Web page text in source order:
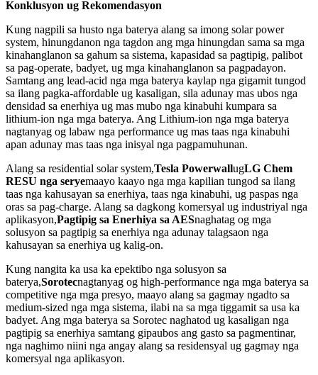
Konklusyon ug Rekomendasyon
Kung nagpili sa husto nga baterya alang sa imong solar power
system, hinungdanon nga tagdon ang mga hinungdan sama sa mga
kinahanglanon sa gahum sa sistema, kapasidad sa pagtipig, palibot
sa pag-operate, badyet, ug mga kinahanglanon sa pagpadayon.
Samtang ang lead-acid nga mga baterya kaylap nga gigamit tungod
sa ilang pagka-affordable ug kasaligan, sila adunay mas ubos nga
densidad sa enerhiya ug mas mubo nga kinabuhi kumpara sa
lithium-ion nga mga baterya. Ang Lithium-ion nga mga baterya
nagtanyag og labaw nga performance ug mas taas nga kinabuhi
apan adunay mas taas nga inisyal nga pagpamuhunan.
Alang sa residential solar system,Tesla PowerwallugLG Chem
RESU nga seryemaayo kaayo nga mga kapilian tungod sa ilang
taas nga kahusayan sa enerhiya, taas nga kinabuhi, ug paspas nga
oras sa pag-charge. Alang sa dagkong komersyal ug industriyal nga
aplikasyon,Pagtipig sa Enerhiya sa AESnaghatag og mga
solusyon sa pagtipig sa enerhiya nga adunay talagsaon nga
kahusayan sa enerhiya ug kalig-on.
Kung nangita ka usa ka epektibo nga solusyon sa
baterya,Sorotecnagtanyag og high-performance nga mga baterya sa
competitive nga mga presyo, maayo alang sa gagmay ngadto sa
medium-sized nga mga sistema, ilabi na sa mga tiggamit sa usa ka
badyet. Ang mga baterya sa Sorotec naghatod ug kasaligan nga
pagtipig sa enerhiya samtang gipaubos ang gasto sa pagmentinar,
nga naghimo niini nga angay alang sa residensyal ug gagmay nga
komersyal nga aplikasyon.